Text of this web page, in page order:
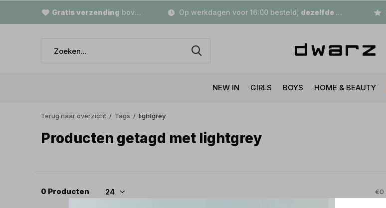
NEW IN GIRLS BOYS HOME & BEAUTY
Gratis verzending boven €79,- Op werkdagen voor 16:00 besteld, dezelfde dag
Terug naar overzicht Tags lightgrey
Producten getagd met lightgrey
0 Producten €0